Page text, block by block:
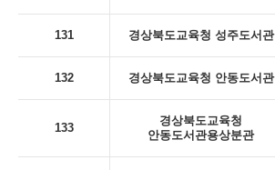
131 경상북도교육청 성주도서관
132 경상북도교육청 안동도서관
133
경상북도교육청
안동도서관용상분관